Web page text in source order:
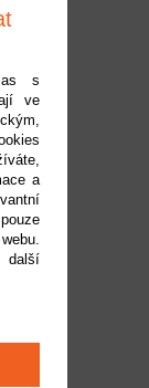
s
ve
a
další